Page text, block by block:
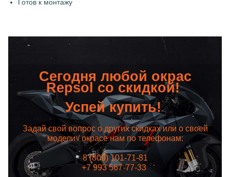
Готов к монтажу
Сегодня любой окрас
Repsol со скидкой!
Успей купить!
Задай свой вопрос о других скидках или о своей
модели / окрасе нам по телефонам:
8 (800) 101-71-81
+7 993 567-77-33